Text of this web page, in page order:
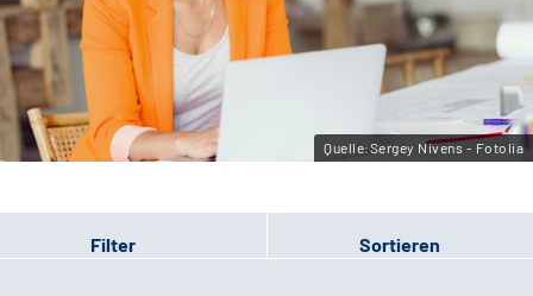
Suche
Leichte Sprache
Gebärdensprache
Quelle:Sergey Nivens - Fotolia
Filter Sortieren